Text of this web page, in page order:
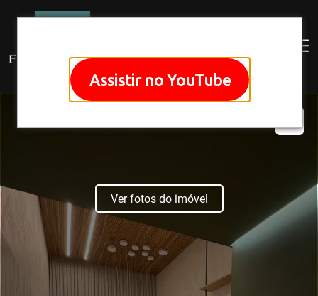
Assistir no YouTube
Ver fotos do imóvel